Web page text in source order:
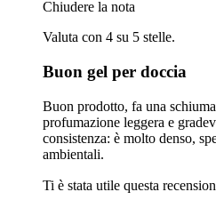
Chiudere la nota
Valuta con 4 su 5 stelle.
Buon gel per doccia
Buon prodotto, fa una
profumazione leggera e
consistenza: è molto denso,
ambientali.
Ti è stata utile questa